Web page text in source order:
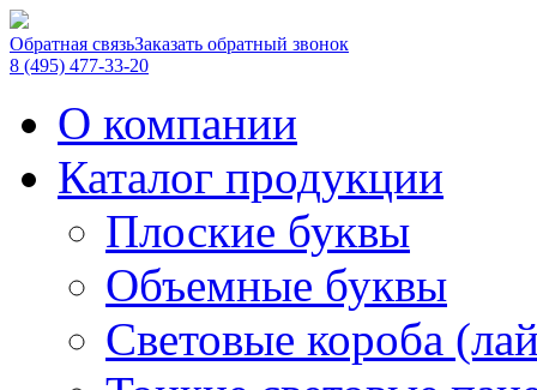
Обратная связьЗаказать обратный звонок
8 (495) 477-33-20
О компании
Каталог продукции
Плоские буквы
Объемные буквы
Световые короба